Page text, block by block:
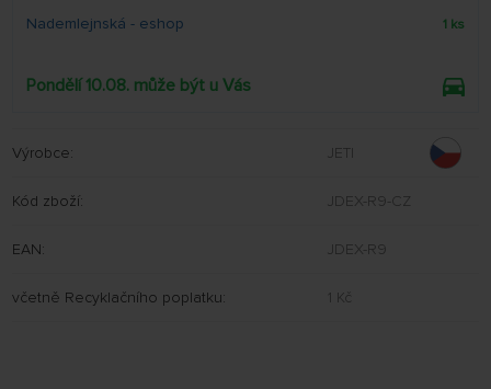
Nademlejnská - eshop
1 ks
Pondělí 10.08. může být u Vás
Výrobce: JETI
Kód zboží: JDEX-R9-CZ
EAN: JDEX-R9
včetně Recyklačního poplatku: 1 Kč